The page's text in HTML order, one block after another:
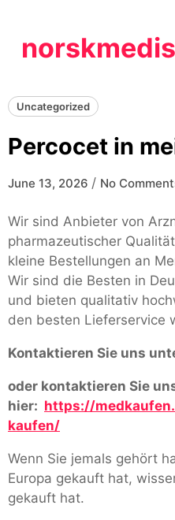
content
Uncategorized
Percocet in
June 13, 2026 / No
Wir sind Anbieter von
pharmazeutischer
kleine Bestellungen an
Wir sind die Besten in
und bieten qualitativ
den besten Lieferservice
Kontaktieren Sie uns
oder kontaktieren Sie
hier: https://
kaufen/
Wenn Sie jemals gehört
Europa gekauft hat,
gekauft hat.